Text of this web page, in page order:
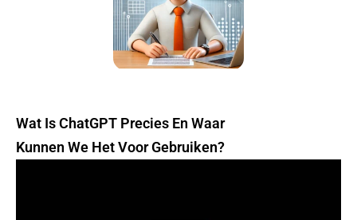
Wat Is ChatGPT Precies En Waar
Kunnen We Het Voor Gebruiken?